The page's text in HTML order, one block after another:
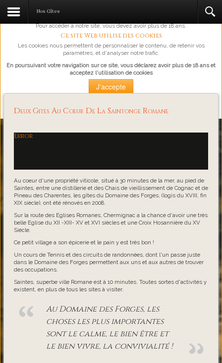
L'abus d'alcool est dangereux pour la santé, à consommer avec
Pour accéder à notre site, vous devez avoir plus de 18 ans.
Ce site Web utilise des cookies
Les cookies nous permettent de personnaliser le contenu, de retenir vos
paramètres, et d'analyser notre trafic.
En poursuivant votre navigation sur ce site, vous déclarez avoir plus de 18 ans et
acceptez l'utilisation de cookies
J'accepte
Loading...
Nos Gîtes
Deux Gites Au Coeur De La Saintonge Romane
Error
Au coeur d'une propriété viticole, situé à 30 minutes de la mer, au pied de
Saintes, entre une distillerie et des Chais de vieillissement de Cognac et de
Pineau des Charentes, les gîtes du Domaine des Forges, (logis du XVIII, fin
XIX siècle), ont été rénovés en 2008.
Sur la route des Eglises Romanes, Chermignac a la chance d'avoir une très
belle Eglise du XII -XIII- XV et XVI siècles et une Croix Hosannière du XV
Siècle.
Ce petit village a son épicerie et le pain y est très bon !
Un cours de Tennis et des circuits de randonnées, dont l'un passe juste
dans le Domaine des Forges permettent aux uns et aux autres de trouver
des occupations.
Saintes, superbe ville Romane est à 10 minutes. Toutes sortes d'activités y
existent, en plus de tous les sites à visiter.
Au Domaine des Forges, les
choses les plus importantes
sont le calme, le bien être et
le bien vivre, la convivialité !